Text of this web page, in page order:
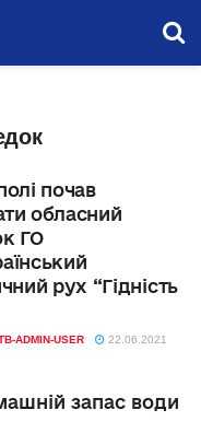
почав
обласний
ГО
рух “Гідність
ADMIN-USER 22.06.2021
запас води